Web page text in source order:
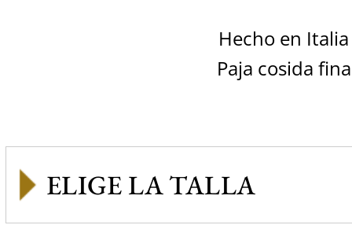
Hecho en Italia
Paja cosida fina